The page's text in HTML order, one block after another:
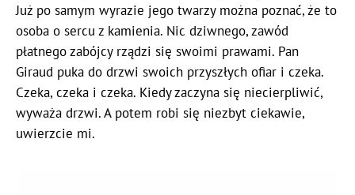
Już po samym wyrazie jego twarzy można poznać, że to
osoba o sercu z kamienia. Nic dziwnego, zawód
płatnego zabójcy rządzi się swoimi prawami. Pan
Giraud puka do drzwi swoich przyszłych ofiar i czeka.
Czeka, czeka i czeka. Kiedy zaczyna się niecierpliwić,
wyważa drzwi. A potem robi się niezbyt ciekawie,
uwierzcie mi.